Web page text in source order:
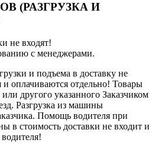
(РАЗГРУЗКА И
не входят!
с менеджерами.
и подъема в доставку не
и оплачиваются отдельно! Товары
другого указанного Заказчиком
Разгрузка из машины
Помощь водителя при
в стоимость доставки не входит и